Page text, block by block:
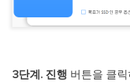
3단계. 진행 버튼을 클